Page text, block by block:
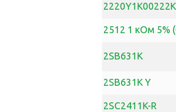
2512 1 кОм 5%
2SB631K
2SB631K Y
2SC2411K-R